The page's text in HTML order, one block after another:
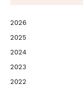
2026
2025
2024
2023
2022